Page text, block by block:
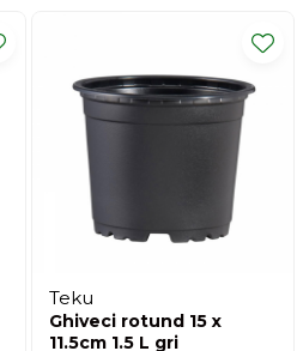
Teku
Ghiveci rotund 15 x
11.5cm 1.5 L gri